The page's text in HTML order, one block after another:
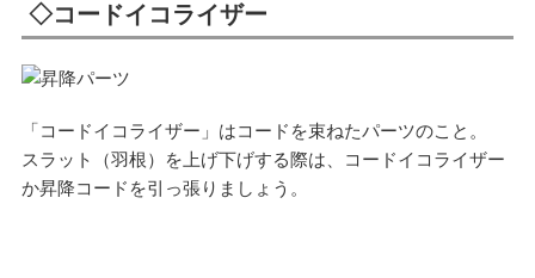
◇コードイコライザー
「コードイコライザー」はコードを束ねたパーツのこと。
スラット（羽根）を上げ下げする際は、コードイコライザー
か昇降コードを引っ張りましょう。